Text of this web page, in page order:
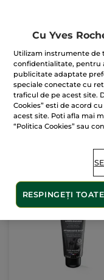
Set Îngrijire
75.00 Lei 103.90 Lei
Cu Yves
Utilizam instrumente de
confidentialitate, pentru
publicitate adaptate
speciale conectate cu
traficul de pe acest site.
Cookies” esti de acord
acest site. Poti afla mai
“Politica Cookies” sau
RESPINGEȚI TOATE